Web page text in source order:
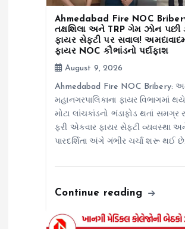
Ahmedabad Fire NOC
તક્ષશિલા અને TRP ગેમ ઝોન પછી
ફાયર સેફ્ટી પર સવાલ!
ફાયર NOC કૌભાંડનો પર્દાફાશ
August 9, 2026
Ahmedabad Fire NOC Bribery:
મહાનગરપાલિકાના ફાયર વિભાગમાં
મોટા લાંચકાંડનો ભંડાફોડ થતાં સમગ્ર
ફરી એકવાર ફાયર સેફટી વ્યવસ્થા
પારદર્શિતા અંગે ગંભીર ચર્ચા શરૂ થઈ
Continue reading